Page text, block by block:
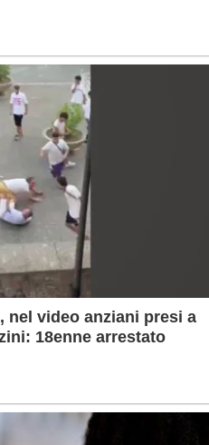
nel video anziani presi a
18enne arrestato